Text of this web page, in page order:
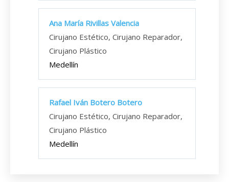
Ana María Rivillas Valencia
Cirujano Estético, Cirujano Reparador,
Cirujano Plástico
Medellín
Rafael Iván Botero Botero
Cirujano Estético, Cirujano Reparador,
Cirujano Plástico
Medellín